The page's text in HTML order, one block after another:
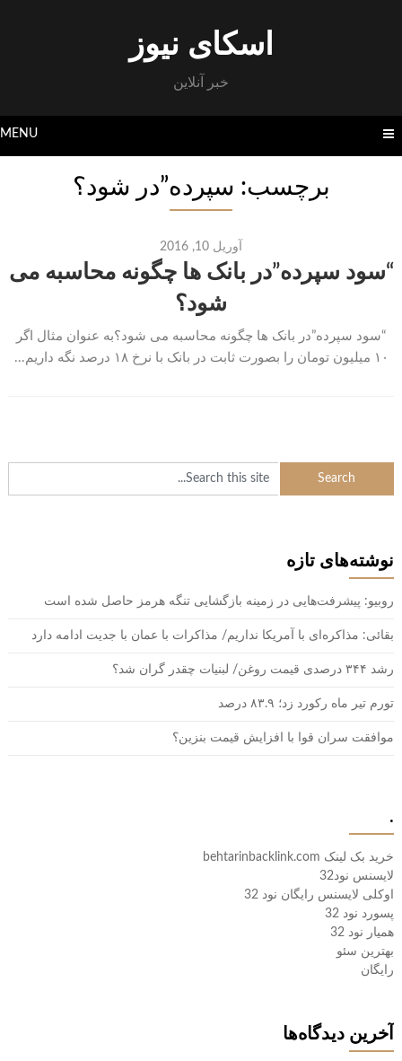
اسکای نیوز
خبر آنلاین
MENU
برچسب: سپرده”در شود؟
آوریل 10, 2016
“سود سپرده”در بانک ها چگونه محاسبه می
شود؟
“سود سپرده”در بانک ها چگونه محاسبه می شود؟به عنوان مثال اگر
۱۰ میلیون تومان را بصورت ثابت در بانک با نرخ ۱۸ درصد نگه داریم...
نوشته‌های تازه
روبیو: پیشرفت‌هایی در زمینه بازگشایی تنگه هرمز حاصل شده است
بقائی: مذاکره‌ای با آمریکا نداریم/ مذاکرات با عمان با جدیت ادامه دارد
رشد ۳۴۴ درصدی قیمت روغن/ لبنیات چقدر گران شد؟
تورم تیر ماه رکورد زد؛ ۸۳.۹ درصد
موافقت سران قوا با افزایش قیمت بنزین؟
.
خرید بک لینک behtarinbacklink.com
لایسنس نود32
اوکلی لایسنس رایگان نود 32
پسورد نود 32
همیار نود 32
بهترین سئو
رایگان
آخرین دیدگاه‌ها